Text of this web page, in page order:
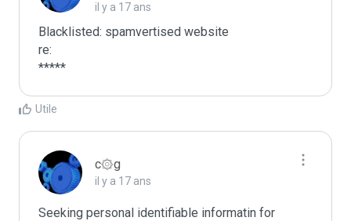
il y a 17 ans
Blacklisted: spamvertised website
re:
*****
Utile
c۞g
il y a 17 ans
Seeking personal identifiable informatin for